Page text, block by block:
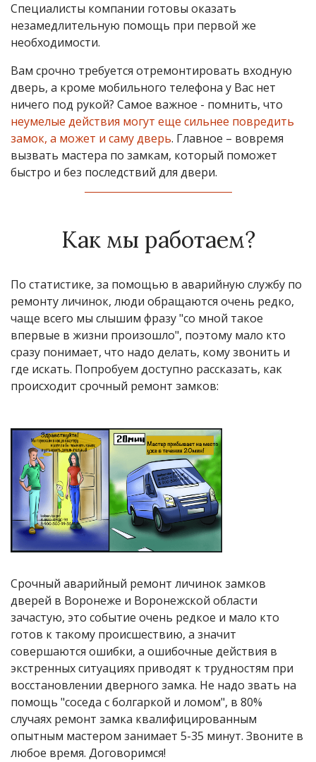
Специалисты компании готовы оказать
незамедлительную помощь при первой же
необходимости.
Вам срочно требуется отремонтировать входную
дверь, а кроме мобильного телефона у Вас нет
ничего под рукой? Самое важное - помнить, что
неумелые действия могут еще сильнее повредить
замок, а может и саму дверь. Главное – вовремя
вызвать мастера по замкам, который поможет
быстро и без последствий для двери.
Как мы работаем?
По статистике, за помощью в аварийную службу по
ремонту личинок, люди обращаются очень редко,
чаще всего мы слышим фразу "со мной такое
впервые в жизни произошло", поэтому мало кто
сразу понимает, что надо делать, кому звонить и
где искать. Попробуем доступно рассказать, как
происходит срочный ремонт замков:
Срочный аварийный ремонт личинок замков
дверей в Воронеже и Воронежской области
зачастую, это событие очень редкое и мало кто
готов к такому происшествию, а значит
совершаются ошибки, а ошибочные действия в
экстренных ситуациях приводят к трудностям при
восстановлении дверного замка. Не надо звать на
помощь "соседа с болгаркой и ломом", в 80%
случаях ремонт замка квалифицированным
опытным мастером занимает 5-35 минут. Звоните в
любое время. Договоримся!